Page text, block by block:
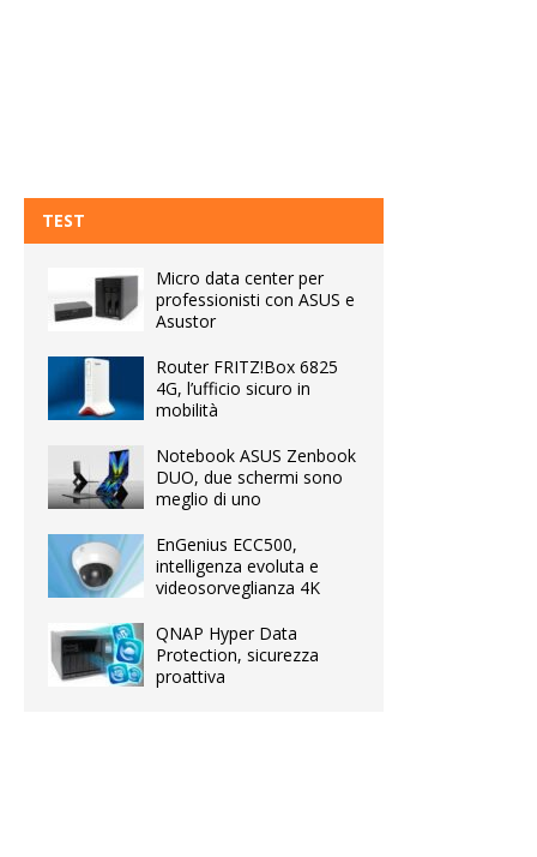
TEST
Micro data center per
professionisti con ASUS e
Asustor
Router FRITZ!Box 6825
4G, l’ufficio sicuro in
mobilità
Notebook ASUS Zenbook
DUO, due schermi sono
meglio di uno
EnGenius ECC500,
intelligenza evoluta e
videosorveglianza 4K
QNAP Hyper Data
Protection, sicurezza
proattiva